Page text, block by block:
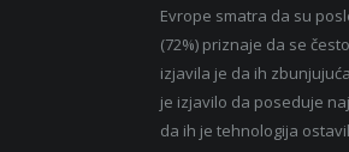
Evrope smatra da su
(72%) priznaje da se
izjavila je da ih
je izjavilo da poseduje
da ih je tehnologija